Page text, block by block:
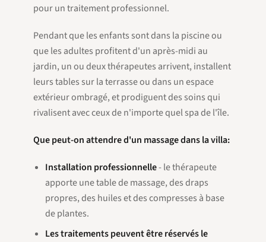
pour un traitement professionnel.
Pendant que les enfants sont dans la piscine ou
que les adultes profitent d'un après-midi au
jardin, un ou deux thérapeutes arrivent, installent
leurs tables sur la terrasse ou dans un espace
extérieur ombragé, et prodiguent des soins qui
rivalisent avec ceux de n'importe quel spa de l'île.
Que peut-on attendre d'un massage dans la villa:
Installation professionnelle- le thérapeute
apporte une table de massage, des draps
propres, des huiles et des compresses à base
de plantes.
Les traitements peuvent être réservés le